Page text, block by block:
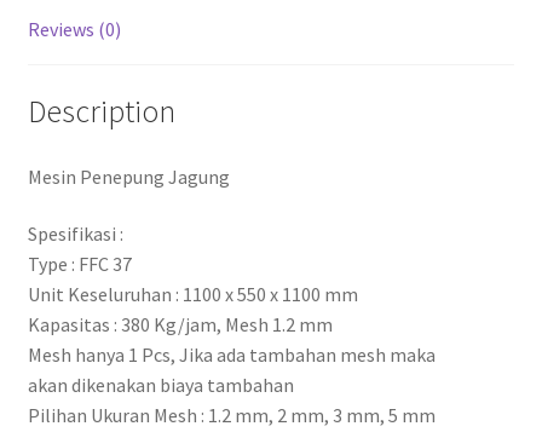
Reviews (0)
Description
Mesin Penepung Jagung
Spesifikasi :
Type : FFC 37
Unit Keseluruhan : 1100 x 550 x 1100 mm
Kapasitas : 380 Kg/jam, Mesh 1.2 mm
Mesh hanya 1 Pcs, Jika ada tambahan mesh maka
akan dikenakan biaya tambahan
Pilihan Ukuran Mesh : 1.2 mm, 2 mm, 3 mm, 5 mm